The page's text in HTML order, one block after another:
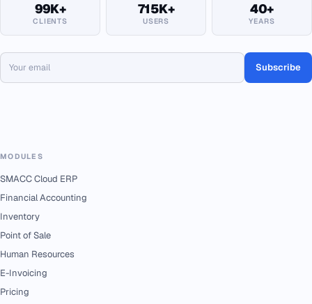
99K+
CLIENTS
715K+
USERS
40+
YEARS
Subscribe
MODULES
SMACC Cloud ERP
Financial Accounting
Inventory
Point of Sale
Human Resources
E-Invoicing
Pricing